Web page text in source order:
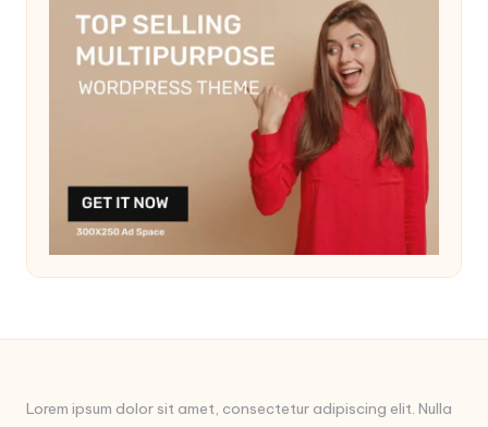
Lorem ipsum dolor sit amet, consectetur adipiscing elit. Nulla